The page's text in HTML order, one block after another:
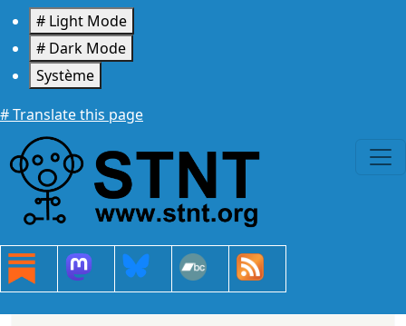
Aller au contenu principal
# Light Mode
# Dark Mode
Système
# Translate this page